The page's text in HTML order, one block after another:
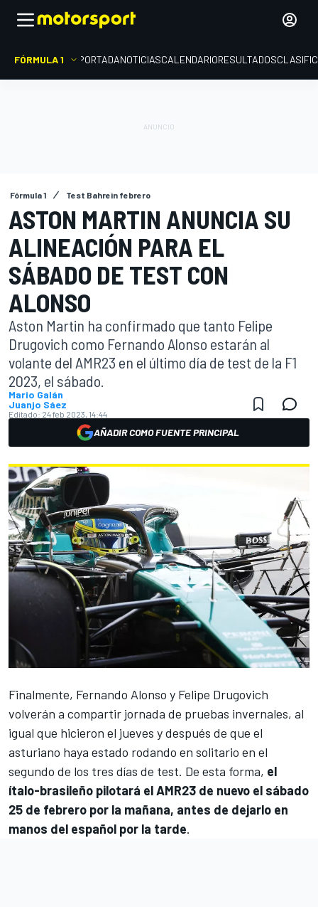
FÓRMULA 1 PORTADANOTICIASCALENDARIORESULTADOS
Fórmula 1 Test Bahrein febrero
ASTON MARTIN ANUNCIA SU
ALINEACIÓN PARA EL
SÁBADO DE TEST CON
ALONSO
Aston Martin ha confirmado que tanto Felipe
Drugovich como Fernando Alonso estarán al
volante del AMR23 en el último día de test de la F1
2023, el sábado.
Mario Galán
Juanjo Sáez
Editado: 24 feb 2023, 14:44
AÑADIR COMO FUENTE PRINCIPAL
Finalmente, Fernando Alonso y Felipe Drugovich
volverán a compartir jornada de pruebas invernales, al
igual que hicieron el jueves y después de que el
asturiano haya estado rodando en solitario en el
segundo de los tres días de test. De esta forma, el
ítalo-brasileño pilotará el AMR23 de nuevo el sábado
25 de febrero por la mañana, antes de dejarlo en
manos del español por la tarde.